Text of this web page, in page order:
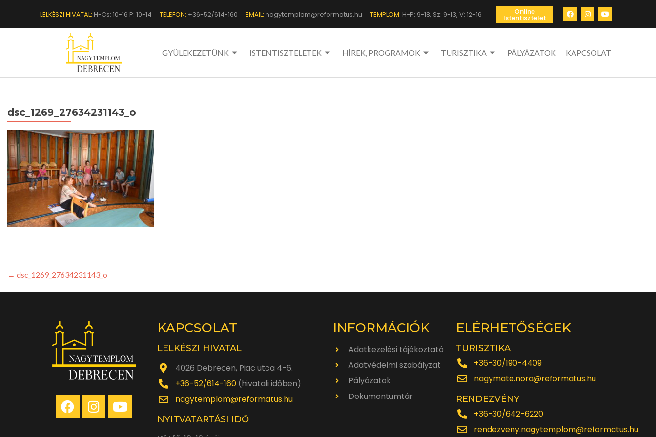
LELKÉSZI HIVATAL: H-Cs: 10-16 P: 10-14 TELEFON: +36-52/614-160 EMAIL: nagytemplom@reformatus.hu TEMPLOM: H-P: 9-18, Sz: 9-13, V: 12-16 Online
Istentisztelet
GYÜLEKEZETÜNK ISTENTISZTELETEK HÍREK, PROGRAMOK TURISZTIKA PÁLYÁZATOK KAPCSOLAT
dsc_1269_27634231143_o
← dsc_1269_27634231143_o
KAPCSOLAT
LELKÉSZI HIVATAL
4026 Debrecen, Piac utca 4-6.
+36-52/614-160 (hivatali időben)
nagytemplom@reformatus.hu
NYITVATARTÁSI IDŐ
INFORMÁCIÓK
Adatkezelési tájékoztató
Adatvédelmi szabályzat
Pályázatok
Dokumentumtár
ELÉRHETŐSÉGEK
TURISZTIKA
+36-30/190-4409
nagymate.nora@reformatus.hu
RENDEZVÉNY
+36-30/642-6220
rendezveny.nagytemplom@reformatus.hu